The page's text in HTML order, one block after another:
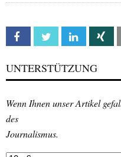
Facebook Twitter Linkedin
UNTERSTÜTZUNG
Wenn Ihnen unser Artikel
des
Journalismus.